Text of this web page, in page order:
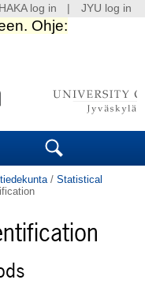
Search
/ Statistical
HAKA log in JYU log in